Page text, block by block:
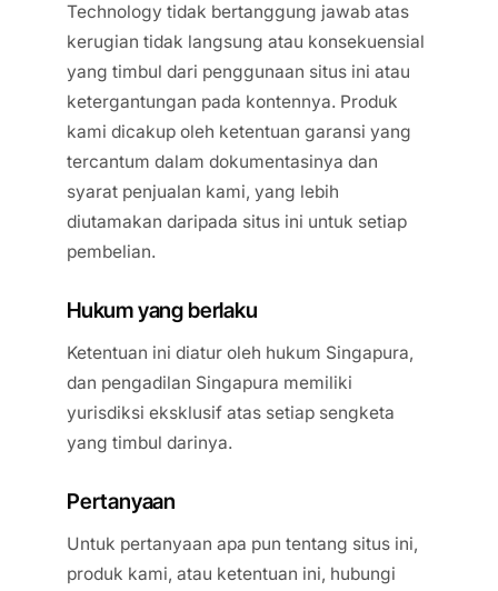
Technology tidak bertanggung jawab atas
kerugian tidak langsung atau konsekuensial
yang timbul dari penggunaan situs ini atau
ketergantungan pada kontennya. Produk
kami dicakup oleh ketentuan garansi yang
tercantum dalam dokumentasinya dan
syarat penjualan kami, yang lebih
diutamakan daripada situs ini untuk setiap
pembelian.
Hukum yang berlaku
Ketentuan ini diatur oleh hukum Singapura,
dan pengadilan Singapura memiliki
yurisdiksi eksklusif atas setiap sengketa
yang timbul darinya.
Pertanyaan
Untuk pertanyaan apa pun tentang situs ini,
produk kami, atau ketentuan ini, hubungi